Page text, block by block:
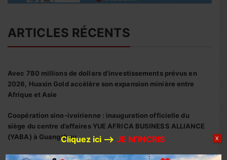
ARTICLES RÉCENTS
Avec 780 millions de dollars d’investissements prévus en
2026, Huaxin Gold accélère son expansion minière entre
Afrique et Asie
Coopération sino-ivoirienne : inauguration officielle du
siège du centre d’affaires YUE AFRICA BUSINESS ALLIANCE
(YABA) à Guangzhou
Coopération Sino-Ivoirienne : S.E.M. Abou Dosso nommé
Cliquez ici –> JE M’INCRIS X